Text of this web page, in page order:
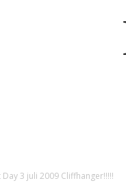
3 juli 2009 Cliffhanger!!!!!